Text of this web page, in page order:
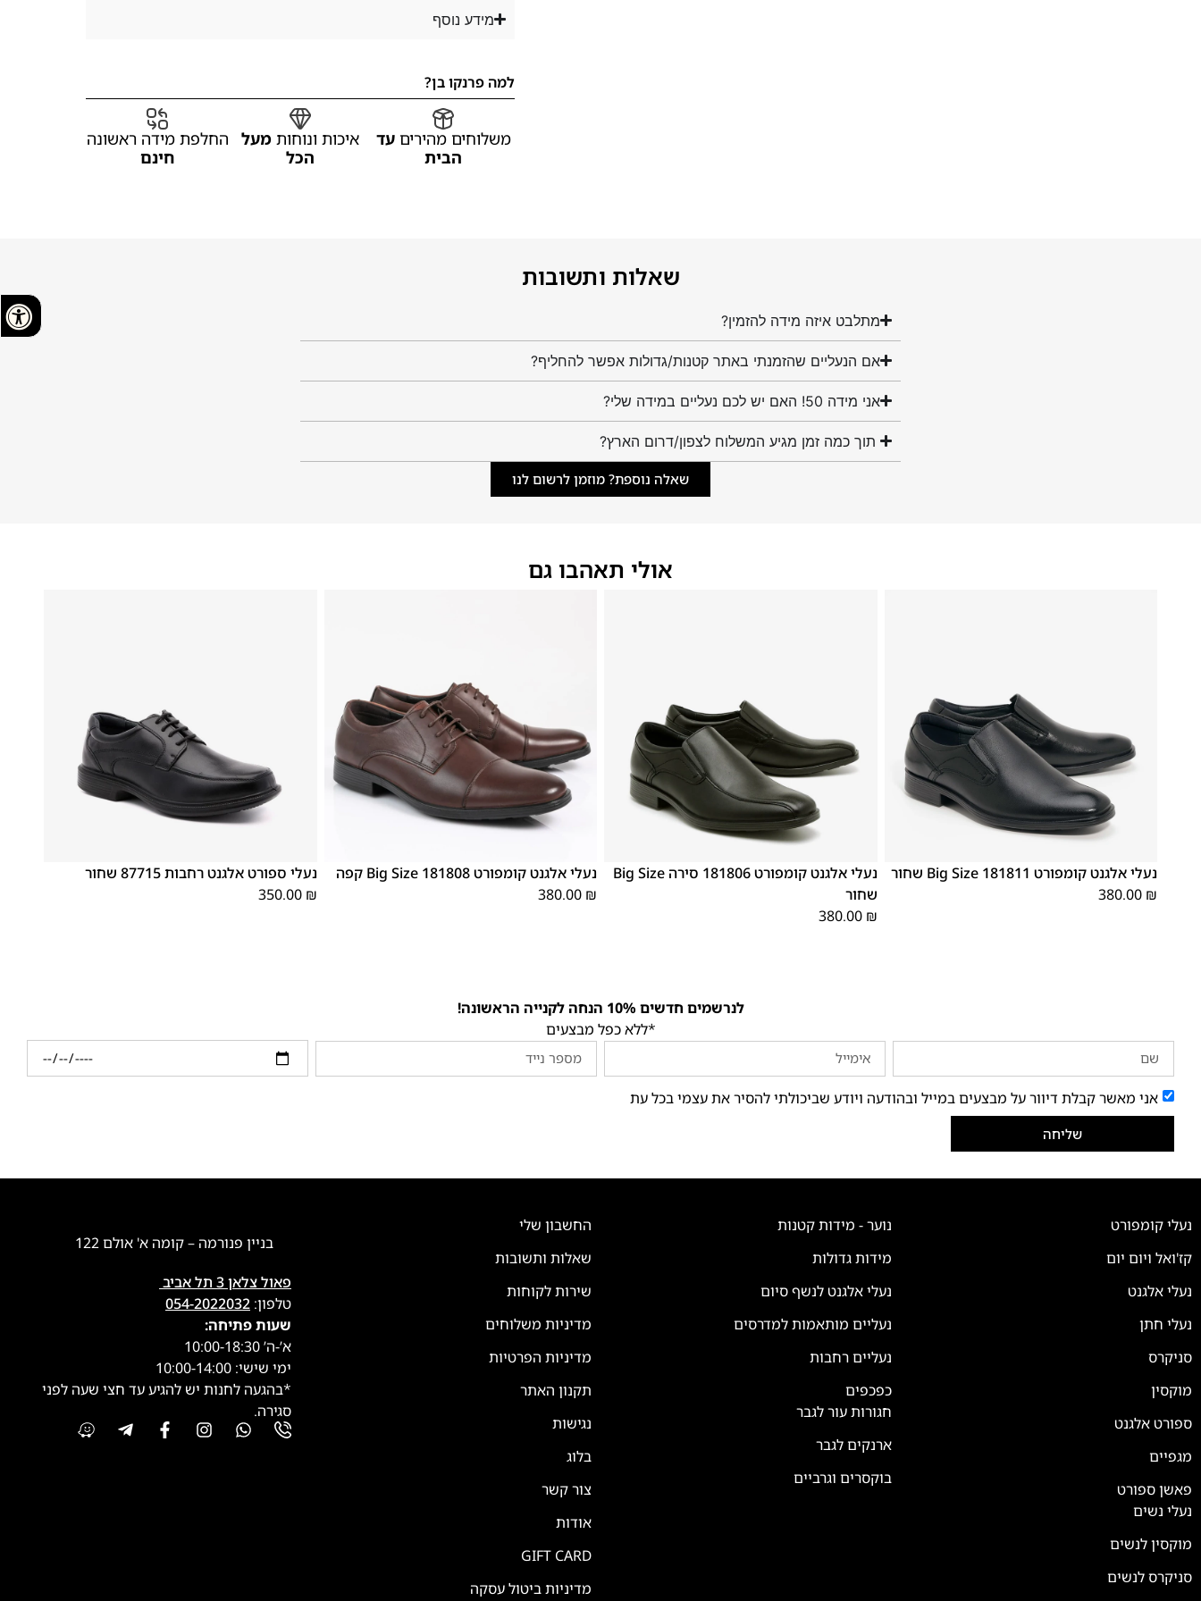
מידע נוסף
למה פרנקו בן?
משלוחים מהיריםעד
הבית
איכות ונוחות מעל
הכל
החלפת מידה ראשונה
חינם
שאלות ותשובות
מתלבט איזה מידה להזמין?
אם הנעליים שהזמנתי באתר קטנות/גדולות אפשר להחליף?
אני מידה 50! האם יש לכם נעליים במידה שלי?
תוך כמה זמן מגיע המשלוח לצפון/דרום הארץ?
שאלה נוספת? מוזמן לרשום לנו
אולי תאהבו גם
נעלי אלגנט קומפורט 181811 Big Size שחור
380.00 ₪
נעלי אלגנט קומפורט 181806 סירה Big Size
שחור
380.00 ₪
נעלי אלגנט קומפורט 181808 Big Size קפה
380.00 ₪
נעלי ספורט אלגנט רחבות 87715 שחור
350.00 ₪
לנרשמים חדשים 10% הנחה לקנייה הראשונה!
*ללא כפל מבצעים
אני מאשר קבלת דיוור על מבצעים במייל ובהודעה ויודע שביכולתי להסיר את עצמי בכל עת
שליחה
נעלי קומפורט
קז'ואל ויום יום
נעלי אלגנט
נעלי חתן
סניקרס
מוקסין
ספורט אלגנט
מגפיים
פאשן ספורט
נעלי נשים
מוקסין לנשים
סניקרס לנשים
נוער - מידות קטנות
מידות גדולות
נעלי אלגנט לנשף סיום
נעליים מותאמות למדרסים
נעליים רחבות
כפכפים
חגורות עור לגבר
ארנקים לגבר
בוקסרים וגרביים
החשבון שלי
שאלות ותשובות
שירות לקוחות
מדיניות משלוחים
מדיניות הפרטיות
תקנון האתר
נגישות
בלוג
צור קשר
אודות
GIFT CARD
מדיניות ביטול עסקה
בניין פנורמה – קומה א' אולם 122
פאול צלאן 3 תל אביב
טלפון: 054-2022032
שעות פתיחה:
א’-ה’ 10:00-18:30
ימי שישי: 10:00-14:00
*בהגעה לחנות יש להגיע עד חצי שעה לפני
סגירה.